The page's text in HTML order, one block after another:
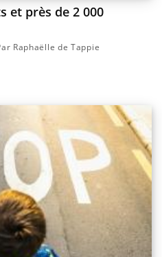
et près de 2 000
Raphaëlle de Tappie